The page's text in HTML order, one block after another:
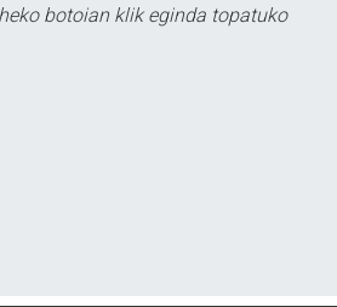
botoian klik eginda topatuko